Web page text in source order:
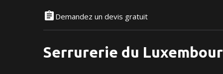
Demandez un devis gratuit
Serrurerie du